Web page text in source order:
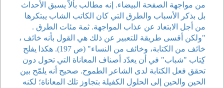
من مواجهة الصفحة البيضاء. إنه مطالب بألاّ يسبق الأحداث
بل بذكر الأسباب والطرق التي كان الكاتب الشاب يبتكرها
من أجل الابتعاد عن عذاب المواجهة. ثمة مئات الطرق .
"ولكن أقسى طريقة للتعبير عن ذلك هي القول بأنه خائف ،
خائف من الكتابة، وخائف من النساء" (ص 197). هكذا يفلح
كِتاب "شباب" في أن يعدّد أصناف المعاناة التي تحول دون
تحقق فعل الكتابة لدى الشاعر الطموح. صحيح أنه يلمّح بين
الحين والحين إلى الحلول الكفيلة بتجاوز تلك المعاناة؛ لكنه